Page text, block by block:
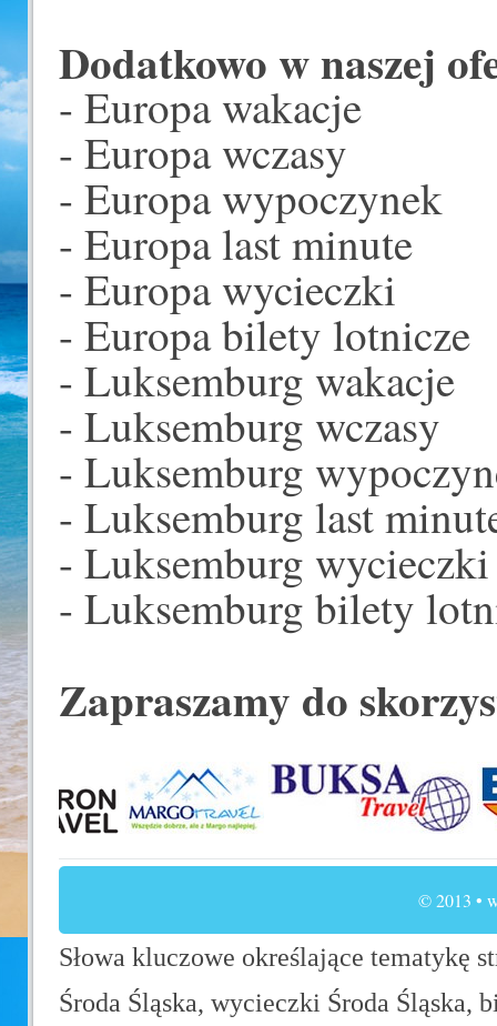
Dodatkowo w naszej
- Europa wakacje
- Europa wczasy
- Europa wypoczynek
- Europa last minute
- Europa wycieczki
- Europa bilety lotnicze
- Luksemburg wakacje
- Luksemburg wczasy
- Luksemburg
- Luksemburg last
- Luksemburg wycieczki
- Luksemburg bilety
Zapraszamy do
© 2013 •
Słowa kluczowe określające tematykę
Środa Śląska, wycieczki Środa Śląska,